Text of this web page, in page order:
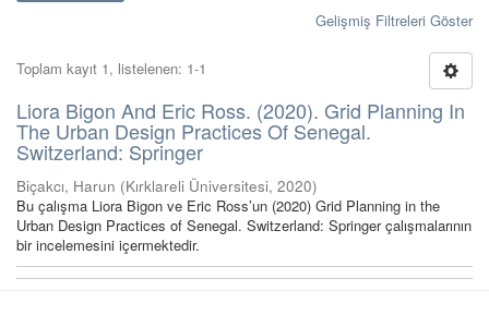
Gelişmiş Filtreleri Göster
Toplam kayıt 1, listelenen: 1-1
Liora Bigon And Eric Ross. (2020). Grid Planning In
The Urban Design Practices Of Senegal.
Switzerland: Springer
Biçakcı, Harun (Kırklareli Üniversitesi, 2020)
Bu çalışma Liora Bigon ve Eric Ross’un (2020) Grid Planning in the
Urban Design Practices of Senegal. Switzerland: Springer çalışmalarının
bir incelemesini içermektedir.